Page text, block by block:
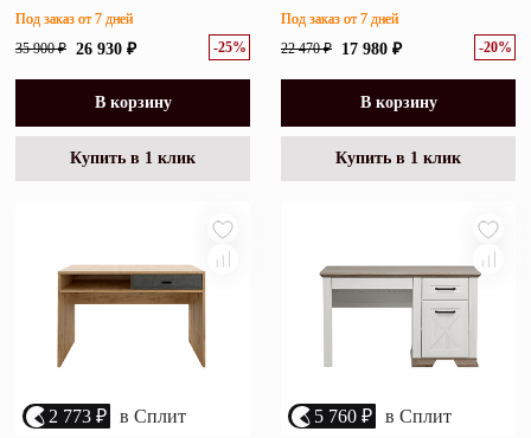
35 900 ₽ 26 930 ₽ -25%
Под заказ от 7 дней
В корзину
Купить в 1 клик
22 470 ₽ 17 980 ₽ -20%
Под заказ от 7 дней
В корзину
Купить в 1 клик
2 773 ₽ в Сплит 5 760 ₽ в Сплит